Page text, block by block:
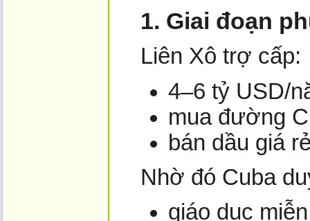
1. Giai đoạn
Liên Xô trợ cấp:
4–6 tỷ USD/
mua đường
bán dầu giá
Nhờ đó Cuba
giáo dục